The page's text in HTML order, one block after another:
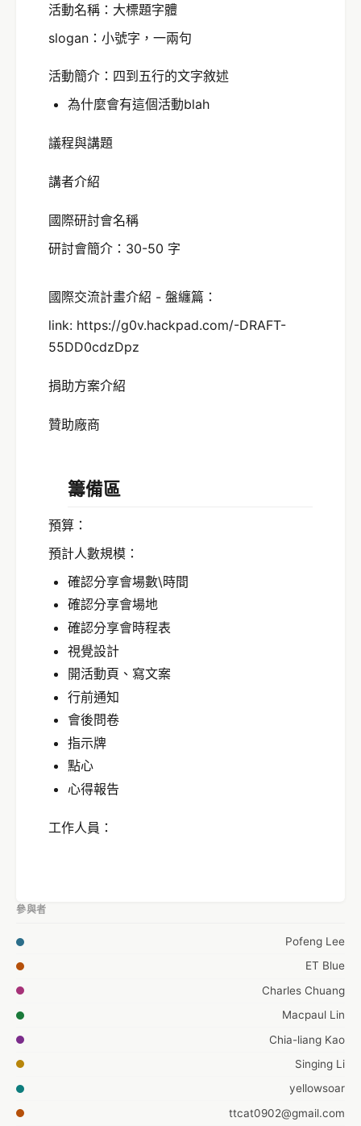
活動名稱：大標題字體
slogan：小號字，一兩句
活動簡介：四到五行的文字敘述
為什麼會有這個活動blah
議程與講題
講者介紹
國際研討會名稱
研討會簡介：30-50 字
國際交流計畫介紹 - 盤纏篇：
link: https://g0v.hackpad.com/-DRAFT-
55DD0cdzDpz
捐助方案介紹
贊助廠商
籌備區
預算：
預計人數規模：
確認分享會場數\時間
確認分享會場地
確認分享會時程表
視覺設計
開活動頁、寫文案
行前通知
會後問卷
指示牌
點心
心得報告
工作人員：
參與者
Pofeng Lee
ET Blue
Charles Chuang
Macpaul Lin
Chia-liang Kao
Singing Li
yellowsoar
ttcat0902@gmail.com